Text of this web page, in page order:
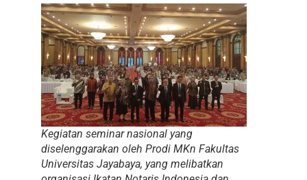
Kegiatan seminar nasional yang
diselenggarakan oleh Prodi MKn Fakultas
Universitas Jayabaya, yang melibatkan